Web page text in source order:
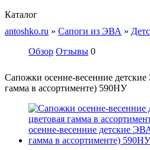
Каталог
antoshko.ru » Сапоги из ЭВА »
Обзор Отзывы 0
Сапожки осенне-весенние
гамма в ассортименте) 590НУ